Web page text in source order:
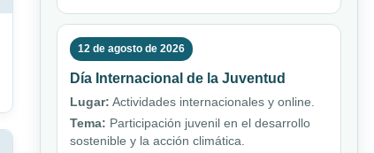
12 de agosto de 2026
Día Internacional de la Juventud
Lugar: Actividades internacionales y online.
Tema: Participación juvenil en el desarrollo
sostenible y la acción climática.